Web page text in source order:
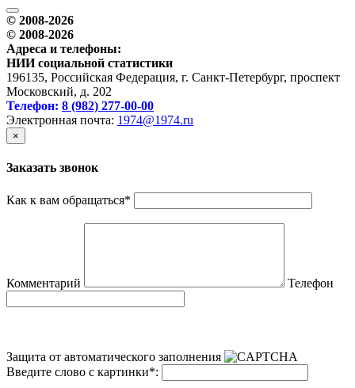
© 2008-2026
© 2008-2026
Адреса и телефоны:
НИИ социальной статистики
196135, Российская Федерация, г. Санкт-Петербург, проспект
Московский, д. 202
Телефон: 8 (982) 277-00-00
Электронная почта: 1974@1974.ru
×
Заказать звонок
Как к вам обращаться*
Комментарий Телефон
Защита от автоматического заполнения
Введите слово с картинки*: